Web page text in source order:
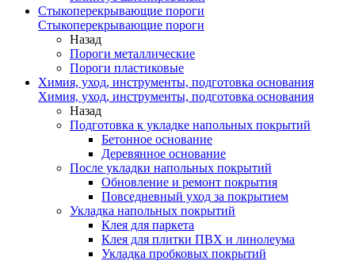
Стыкоперекрывающие пороги
Стыкоперекрывающие пороги
Назад
Пороги металлические
Пороги пластиковые
Химия, уход, инструменты, подготовка основания
Химия, уход, инструменты, подготовка основания
Назад
Подготовка к укладке напольных покрытий
Бетонное основание
Деревянное основание
После укладки напольных покрытий
Обновление и ремонт покрытия
Повседневный уход за покрытием
Укладка напольных покрытий
Клея для паркета
Клея для плитки ПВХ и линолеума
Укладка пробковых покрытий